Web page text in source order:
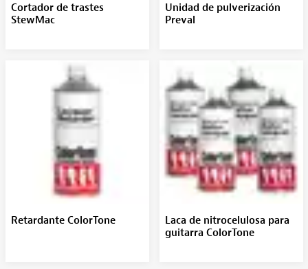
Cortador de trastes
StewMac
Unidad de pulverización
Preval
Retardante ColorTone
Laca de nitrocelulosa para
guitarra ColorTone